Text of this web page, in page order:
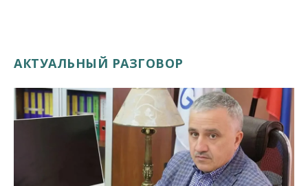
АКТУАЛЬНЫЙ РАЗГОВОР